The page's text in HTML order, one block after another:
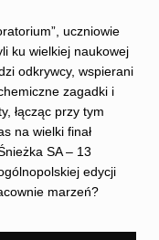
uczniowie
ku wielkiej naukowej
odkrywcy, wspierani
zagadki i
łącząc przy tym
na wielki finał
SA – 13
edycji
marzeń?